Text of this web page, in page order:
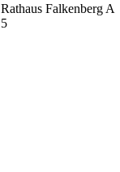
Rathaus Falkenberg A
5